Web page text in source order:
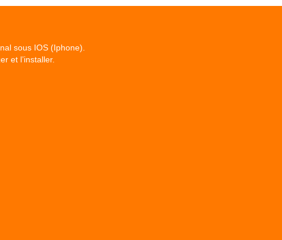
sous IOS (Iphone).
et l’installer.